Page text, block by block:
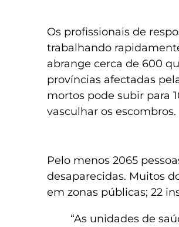
Os profissionais de
trabalhando
abrange cerca de 600
províncias afectadas
mortos pode subir para
vasculhar os escombros.
Pelo menos 2065
desaparecidas. Muitos
em zonas públicas; 22
“As unidades de